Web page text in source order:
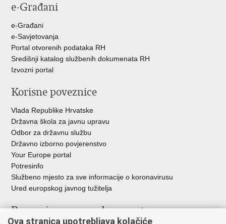
e-Građani
e-Građani
e-Savjetovanja
Portal otvorenih podataka RH
Središnji katalog službenih dokumenata RH
Izvozni portal
Korisne poveznice
Vlada Republike Hrvatske
Državna škola za javnu upravu
Odbor za državnu službu
Državno izborno povjerenstvo
Your Europe portal
Potresinfo
Službeno mjesto za sve informacije o koronavirusu
Ured europskog javnog tužitelja
Poveznice pravosudnog sustava
Ova stranica upotrebljava kolačiće